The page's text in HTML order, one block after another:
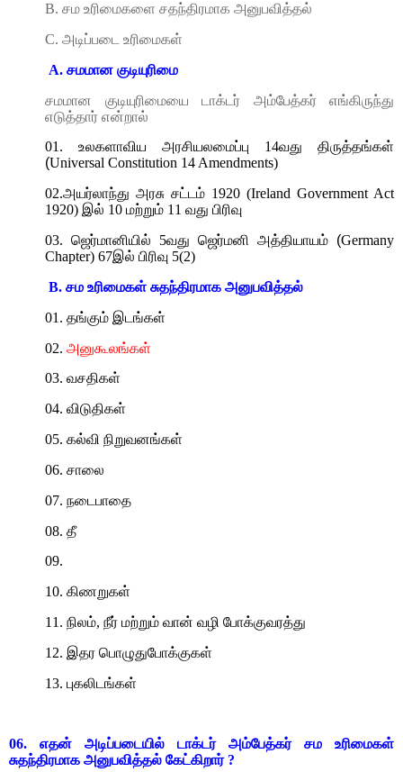
B. சம உரிமைகளை சதந்திரமாக அனுபவித்தல்
C. அடிப்படை உரிமைகள்
A. சமமான குடியுரிமை
சமமான குடியுரிமையை டாக்டர் அம்பேத்கர் எங்கிருந்து
எடுத்தார் என்றால்
01. உலகளாவிய அரசியலமைப்பு 14வது திருத்தங்கள்
(Universal Constitution 14 Amendments)
02.அயர்லாந்து அரசு சட்டம் 1920 (Ireland Government Act
1920) இல் 10 மற்றும் 11 வது பிரிவு
03. ஜெர்மானியில் 5வது ஜெர்மனி அத்தியாயம் (Germany
Chapter) 67இல் பிரிவு 5(2)
B. சம உரிமைகள் சுதந்திரமாக அனுபவித்தல்
01. தங்கும் இடங்கள்
02. அனுகூலங்கள்
03. வசதிகள்
04. விடுதிகள்
05. கல்வி நிறுவனங்கள்
06. சாலை
07. நடைபாதை
08. தீ
09.
10. கிணறுகள்
11. நிலம், நீர் மற்றும் வான் வழி போக்குவரத்து
12. இதர பொழுதுபோக்குகள்
13. புகலிடங்கள்
06. எதன் அடிப்படையில் டாக்டர் அம்பேத்கர் சம உரிமைகள்
சுதந்திரமாக அனுபவித்தல் கேட்கிறார் ?